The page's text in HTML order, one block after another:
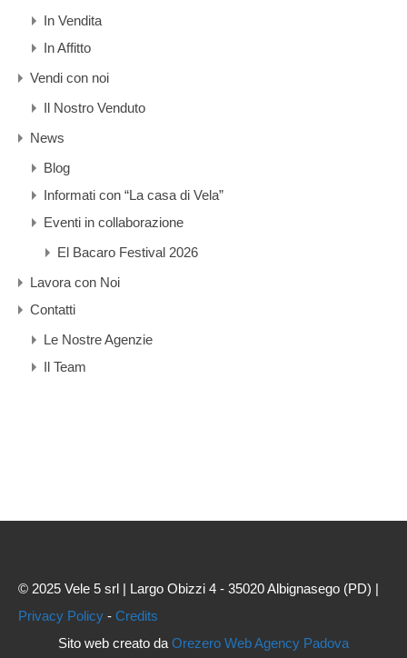
In Vendita
In Affitto
Vendi con noi
Il Nostro Venduto
News
Blog
Informati con “La casa di Vela”
Eventi in collaborazione
El Bacaro Festival 2026
Lavora con Noi
Contatti
Le Nostre Agenzie
Il Team
© 2025 Vele 5 srl | Largo Obizzi 4 - 35020 Albignasego (PD) |
Privacy Policy - Credits
Sito web creato da Orezero Web Agency Padova